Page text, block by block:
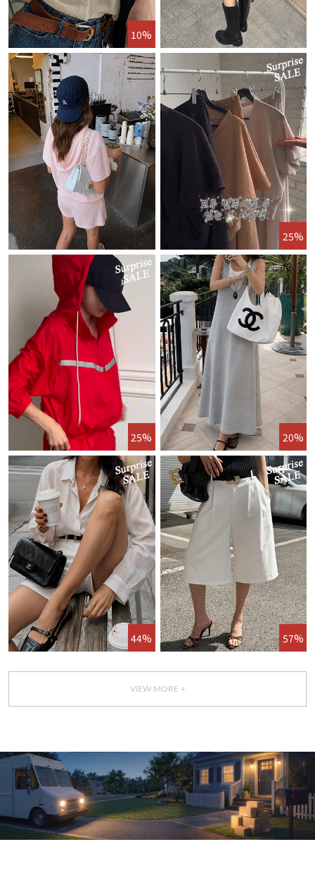
10%
25%
25% 20%
44% 57%
VIEW MORE +
GET IT TODAY